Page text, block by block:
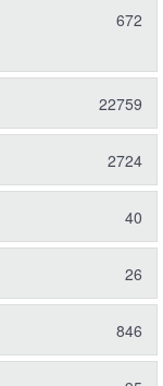
672
22759
2724
40
26
846